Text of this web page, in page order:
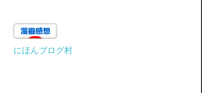
にほんブログ村